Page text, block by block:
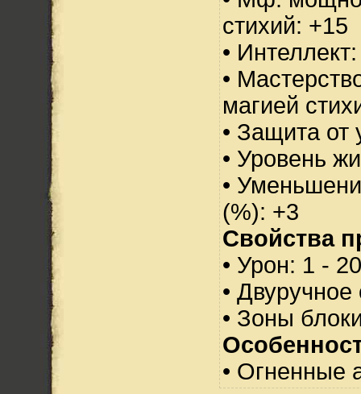
стихий: +15
•
•
магией
• Защита от
• Уровень
•
(%): +3
Свойства
• Урон: 1 - 20
•
• Зоны
• Огненные